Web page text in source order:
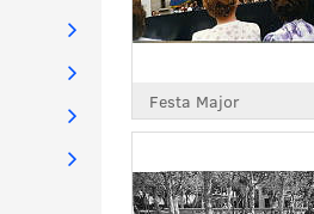
Festa Major